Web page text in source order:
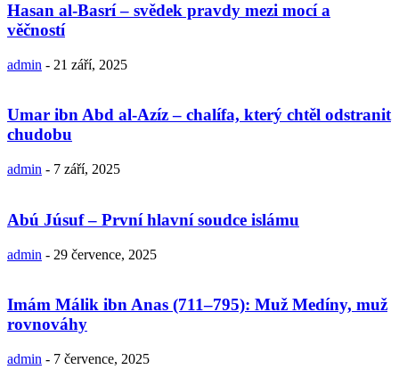
Hasan al-Basrí – svědek pravdy mezi mocí a
věčností
admin - 21 září, 2025
Umar ibn Abd al-Azíz – chalífa, který chtěl odstranit
chudobu
admin - 7 září, 2025
Abú Júsuf – První hlavní soudce islámu
admin - 29 července, 2025
Imám Málik ibn Anas (711–795): Muž Medíny, muž
rovnováhy
admin - 7 července, 2025